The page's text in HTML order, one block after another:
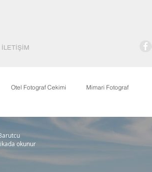
İLETİŞİM
Otel Fotograf Cekimi Mimari Fotograf
okunur